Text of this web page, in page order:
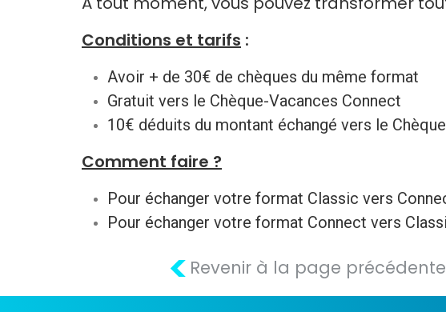
Conditions et tarifs :
Avoir + de 30€ de chèques du même format
Gratuit vers le Chèque-Vacances Connect
10€ déduits du montant échangé vers le
Comment faire ?
Pour échanger votre format Classic vers
Pour échanger votre format Connect vers
< Revenir à la page précédente